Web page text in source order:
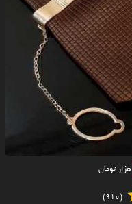
هزار تومان
(910)